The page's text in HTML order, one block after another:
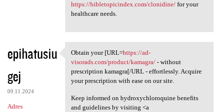
https://bibletopicindex.com/clonidine/for your
healthcare needs.
epihatusiu
gej
09.11.2024
Adres
Obtain your [URL=https://ad
Obtain your [URL=https://ad-
visorads.com/product/kamagra/- without
prescription kamagra[/URL - effortlessly. Acquire
your prescription with ease on our site.
Keep informed on hydroxychloroquine benefits
and guidelines by visiting <a